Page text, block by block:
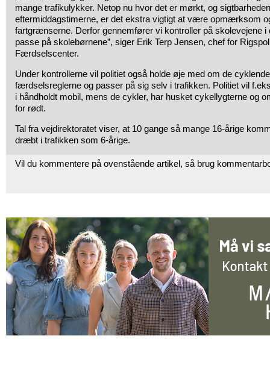
mange trafikulykker. Netop nu hvor det er mørkt, og
eftermiddagstimerne, er det ekstra vigtigt at være opmærksom
fartgrænserne. Derfor gennemfører vi kontroller på skolevejene i
passe på skolebørnene”, siger Erik Terp Jensen, chef for
Færdselscenter.
Under kontrollerne vil politiet også holde øje med om de
færdselsreglerne og passer på sig selv i trafikken. Politiet vil
i håndholdt mobil, mens de cykler, har husket cykellygterne og
for rødt.
Tal fra vejdirektoratet viser, at 10 gange så mange 16-årige
dræbt i trafikken som 6-årige.
Vil du kommentere på ovenstående artikel, så brug